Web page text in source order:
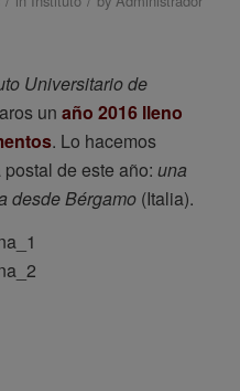
Universitario de
un año 2016 lleno
. Lo hacemos
de este año: una
desde Bérgamo(Italia).